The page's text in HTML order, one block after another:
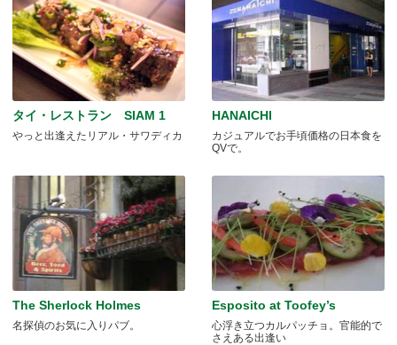
タイ・レストラン SIAM 1
やっと出逢えたリアル・サワディカ
HANAICHI
カジュアルでお手頃価格の日本食を
QVで。
The Sherlock Holmes
名探偵のお気に入りパブ。
Esposito at Toofey’s
心浮き立つカルパッチョ。官能的で
さえある出逢い